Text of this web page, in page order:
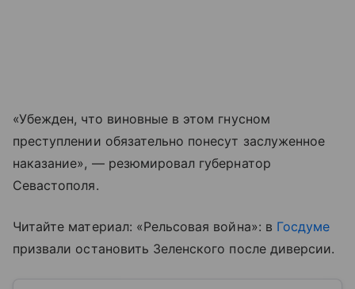
«Убежден, что виновные в этом гнусном
преступлении обязательно понесут заслуженное
наказание», — резюмировал губернатор
Севастополя.
Читайте материал: «Рельсовая война»: в Госдуме
призвали остановить Зеленского после диверсии.